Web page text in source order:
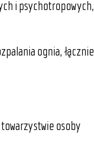
i psychotropowych,
ognia, łącznie
osoby